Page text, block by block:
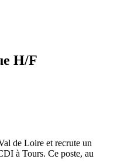
H/F
de Loire et recrute un
à Tours. Ce poste, au